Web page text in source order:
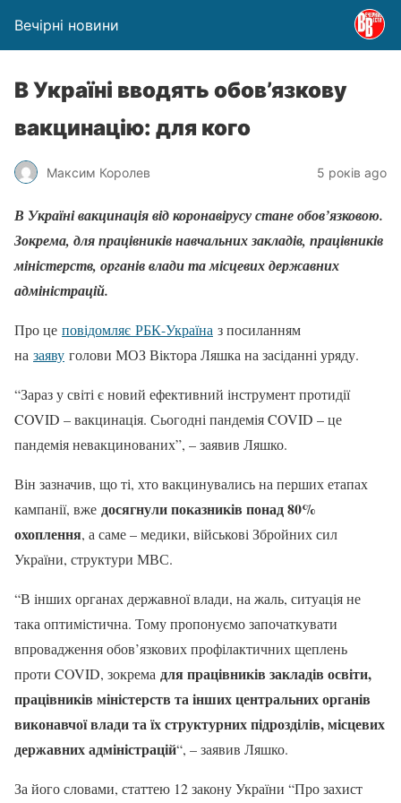
Вечірні новини
В Україні вводять обов’язкову
вакцинацію: для кого
Максим Королев 5 років ago
В Україні вакцинація від коронавірусу стане обов’язковою.
Зокрема, для працівників навчальних закладів, працівників
міністерств, органів влади та місцевих державних
адміністрацій.
Про це повідомляє РБК-Україна з посиланням
на заяву голови МОЗ Віктора Ляшка на засіданні уряду.
“Зараз у світі є новий ефективний інструмент протидії
COVID – вакцинація. Сьогодні пандемія COVID – це
пандемія невакцинованих”, – заявив Ляшко.
Він зазначив, що ті, хто вакцинувались на перших етапах
кампанії, вже досягнули показників понад 80%
охоплення, а саме – медики, військові Збройних сил
України, структури МВС.
“В інших органах державної влади, на жаль, ситуація не
така оптимістична. Тому пропонуємо започаткувати
впровадження обов’язкових профілактичних щеплень
проти COVID, зокрема для працівників закладів освіти,
працівників міністерств та інших центральних органів
виконавчої влади та їх структурних підрозділів, місцевих
державних адміністрацій“, – заявив Ляшко.
За його словами, статтею 12 закону України “Про захист